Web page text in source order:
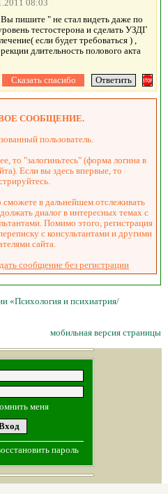
08:03
пишите " не стал видеть даже по
тестостерона и сделать УЗДГ
если будет требоваться ) ,
длительность полового акта
СООБЩЕНИЕ.
пользователь.
то "залогиньтесь" (форма логина в
Если вы здесь впервые, то
сможете в дальнейшем отслеживать
диалог в интересных темах с
Помимо этого, регистрация
с консультантами и другими
сайта.
сообщение без регистрации
«Психология и психиатрия/
мобильная версия страницы
меня
пароль